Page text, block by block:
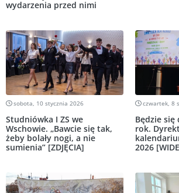
wydarzenia przed nimi
sobota, 10 stycznia 2026
Studniówka I ZS we
Wschowie. „Bawcie się tak,
żeby bolały nogi, a nie
sumienia” [ZDJĘCIA]
czwartek, 8
Będzie się
rok.
2026